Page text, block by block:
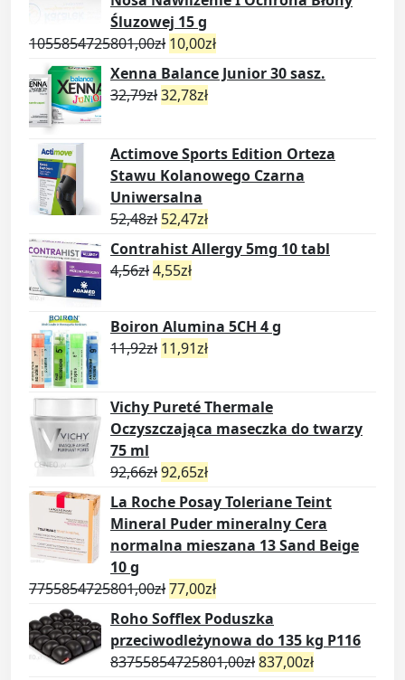
Śluzowej 15 g
1055854725801,00zł 10,00zł
Xenna Balance Junior 30 sasz.
32,79zł32,78zł
Actimove Sports Edition Orteza
Stawu Kolanowego Czarna
Uniwersalna
52,48zł 52,47zł
Contrahist Allergy 5mg 10 tabl
4,56zł4,55zł
Boiron Alumina 5CH 4 g
11,92zł 11,91zł
Vichy Pureté Thermale
Oczyszczająca maseczka do twarzy
75 ml
92,66zł92,65zł
La Roche Posay Toleriane Teint
Mineral Puder mineralny Cera
normalna mieszana 13 Sand Beige
10 g
7755854725801,00zł77,00zł
Roho Sofflex Poduszka
przeciwodleżynowa do 135 kg P116
83755854725801,00zł837,00zł